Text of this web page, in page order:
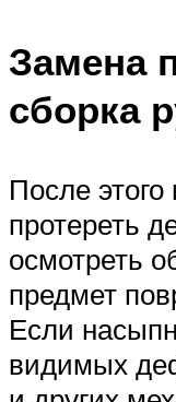
Замена
сборка
После
протереть
осмотреть
предмет
Если
видимых